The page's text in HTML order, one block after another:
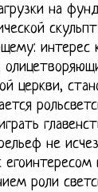
на
интерес
церкви,
не
роли